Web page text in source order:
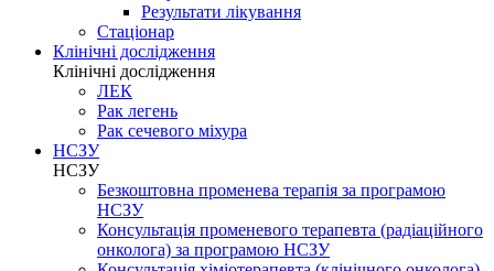
Результати лікування
Стаціонар
Клінічні дослідження
Клінічні дослідження
ЛЕК
Рак легень
Рак сечевого міхура
НСЗУ
НСЗУ
Безкоштовна променева терапія за програмою
НСЗУ
Консультація променевого терапевта (радіаційного
онколога) за програмою НСЗУ